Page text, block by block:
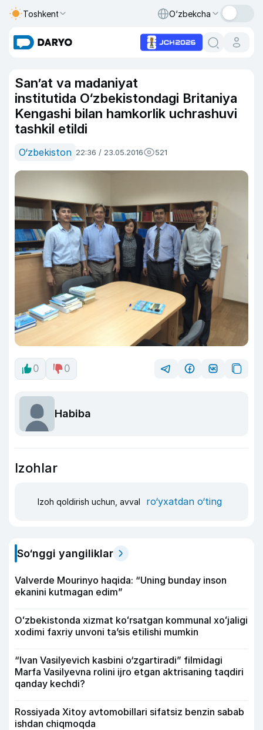
Toshkent O‘zbekcha
San’at va madaniyat
institutida O‘zbekistondagi Britaniya
Kengashi bilan hamkorlik uchrashuvi
tashkil etildi
O‘zbekiston 22:36 / 23.05.2016 521
0 0
Habiba
Izohlar
Izoh qoldirish uchun, avval ro‘yxatdan o‘ting
So‘nggi yangiliklar
Valverde Mourinyo haqida: “Uning bunday inson
ekanini kutmagan edim”
Oʻzbekistonda xizmat koʻrsatgan kommunal xoʻjaligi
xodimi faxriy unvoni taʼsis etilishi mumkin
“Ivan Vasilyevich kasbini o‘zgartiradi” filmidagi
Marfa Vasilyevna rolini ijro etgan aktrisaning taqdiri
qanday kechdi?
Rossiyada Xitoy avtomobillari sifatsiz benzin sabab
ishdan chiqmoqda